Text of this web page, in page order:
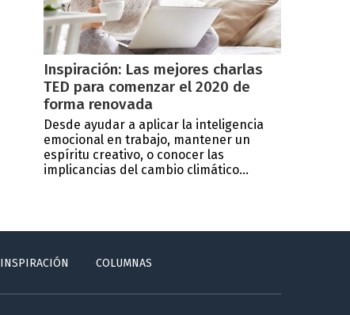
Inspiración: Las mejores charlas
TED para comenzar el 2020 de
forma renovada
Desde ayudar a aplicar la inteligencia
emocional en trabajo, mantener un
espíritu creativo, o conocer las
implicancias del cambio climático...
INSPIRACIÓN COLUMNAS